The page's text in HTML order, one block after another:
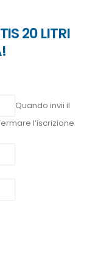
20 LITRI
Quando invii il
l’iscrizione